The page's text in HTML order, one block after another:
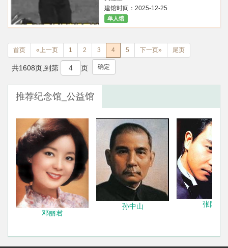
建馆时间：2025-12-25
单人馆
首页 «上一页 1 2 3 4 5 下一页» 尾页
共1608页,到第 页 确定
推荐纪念馆_公益馆
邓丽君
孙中山 张国荣